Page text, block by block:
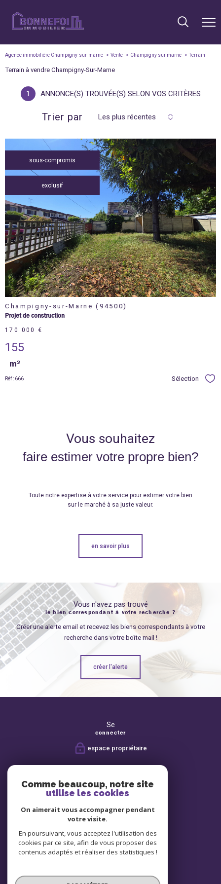
Agence immobilière Champigny-sur-marne Vente Champigny sur marne Terrain
Terrain à vendre Champigny-Sur-Marne
1 ANNONCE(S) TROUVÉE(S) SELON VOS CRITÈRES
Trier par Les plus récentes
sous-compromis
exclusif
voir le
bien
Champigny-sur-Marne (94500)
Projet de construction
170 000 €
155
m²
Réf : 666 Sélection
Vous souhaitez
faire estimer votre propre bien?
Toute notre expertise à votre service pour estimer votre bien
sur le marché à sa juste valeur.
en savoir plus
Vous n'avez pas trouvé
le bien correspondant à votre recherche ?
Créer une alerte email et recevez les biens correspondants à votre
recherche dans votre boîte mail !
créer l'alerte
Se
connecter
espace propriétaire
Avis
Comme beaucoup, notre site
utilise les cookies
On aimerait vous accompagner pendant
votre visite.
En poursuivant, vous acceptez l'utilisation des
cookies par ce site, afin de vous proposer des
contenus adaptés et réaliser des statistiques !